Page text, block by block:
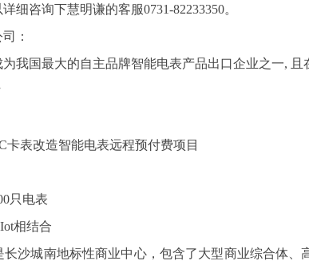
咨询下慧明谦的客服0731-82233350。
：
国最大的自主品牌智能电表产品出口企业之一, 且
表改造智能电表远程预付费项目
只电表
相结合
城南地标性商业中心，包含了大型商业综合体、